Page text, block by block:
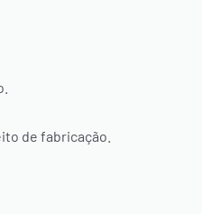
de fabricação.